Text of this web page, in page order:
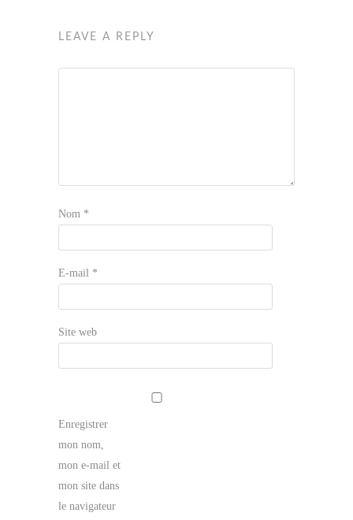
LEAVE A REPLY
Nom *
E-mail *
Site web
Enregistrer
mon nom,
mon e-mail et
mon site dans
le navigateur